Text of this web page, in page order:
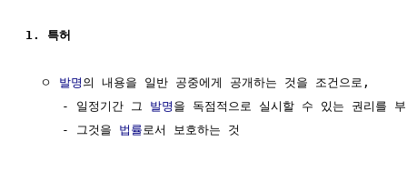
1. 특허
  ㅇ
발명 의 내용을 일반 공중에게 공개하는 것을 조건으로,
     - 일정기간 그
발명 을 독점적으로 실시할 수 있는 권리를
     - 그것을
법률 로서 보호하는 것